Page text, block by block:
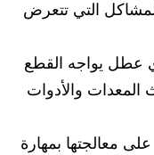
التي تتعرض
عطل يواجه القطع
المعدات والأدوات
معالجتها بمهارة